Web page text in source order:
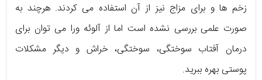
زخم ها و برای مزاج نیز از آن استفاده می کردند. هرچند به
صورت علمی بررسی نشده است اما از آلوئه ورا می توان برای
درمان آفتاب سوختگی، سوختگی، خراش و دیگر مشکلات
پوستی بهره ببرید.